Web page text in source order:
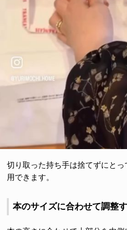
切り取った持ち手は捨てずにと
用できます。
本のサイズに合わせて調整